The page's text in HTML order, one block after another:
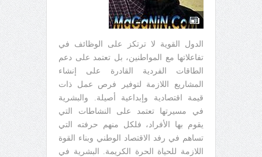
الدول القوية لا ترتكز على الوظائف في
تفاعلاتها مع المواطنين، بل تعتمد على دعم
الطاقات الفردية القادرة على إنشاء
المشاريع اللازمة لتوفير فرص عمل ذات
قيمة اقتصادية وإبداعية أصيلة. والبشرية
في مسيرتها تعتمد على النشاطات التي
يقوم بها الأفراد، فلكل منهم حرفته التي
تساهم في رفد الاقتصاد الوطني وبناء القوة
اللازمة للحياة الحرة الكريمة. البشرية في